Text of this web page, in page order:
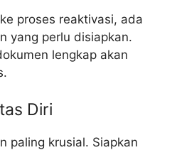
proses reaktivasi, ada
yang perlu disiapkan.
lengkap akan
Diri
paling krusial. Siapkan